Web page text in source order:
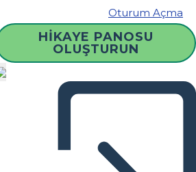
Oturum Açma
HIKAYE PANOSU
OLUŞTURUN